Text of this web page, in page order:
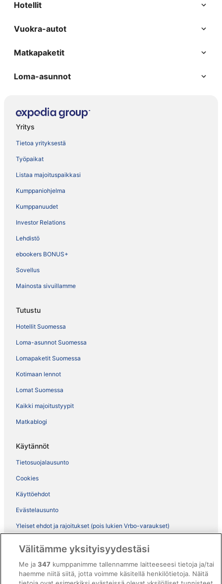
Hotellit
Vuokra-autot
Matkapaketit
Loma-asunnot
Yritys
Tietoa yrityksestä
Työpaikat
Listaa majoituspaikkasi
Kumppaniohjelma
Kumppanuudet
Investor Relations
Lehdistö
ebookers BONUS+
Sovellus
Mainosta sivuillamme
Tutustu
Hotellit Suomessa
Loma-asunnot Suomessa
Lomapaketit Suomessa
Kotimaan lennot
Lomat Suomessa
Kaikki majoitustyypit
Matkablogi
Käytännöt
Tietosuojalausunto
Cookies
Käyttöehdot
Evästelausunto
Yleiset ehdot ja rajoitukset (pois lukien Vrbo-varaukset)
ebookers BONUS+ -ohjelman ehdot
Välitämme yksityisyydestäsi
Me ja347 kumppanimme tallennamme laitteeseesi tietoja ja/tai
haemme niitä siitä, jotta voimme käsitellä henkilötietoja. Näitä